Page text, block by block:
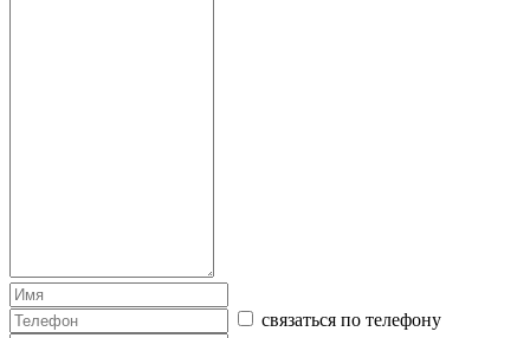
связаться по телефону